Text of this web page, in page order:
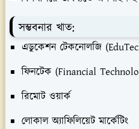
সম্ভবনার খাত:
এডুকেশন টেকনোলজি
ফিনটেক (Financial
রিমোট ওয়ার্ক
লোকাল অ্যাফিলিয়েট মার্কেটিং